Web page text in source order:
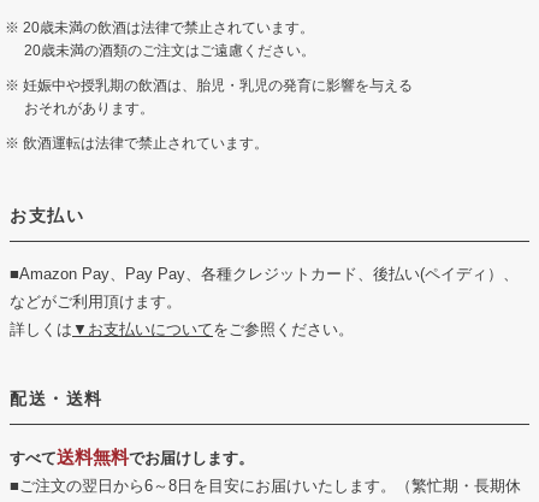
20歳未満の飲酒は法律で禁止されています。
20歳未満の酒類のご注文はご遠慮ください。
妊娠中や授乳期の飲酒は、胎児・乳児の発育に影響を与える
おそれがあります。
飲酒運転は法律で禁止されています。
お支払い
■Amazon Pay、Pay Pay、各種クレジットカード、後払い(ペイディ）、
などがご利用頂けます。
詳しくは ▼お支払いについてをご参照ください。
配送・送料
すべて送料無料でお届けします。
■ご注文の翌日から6～8日を目安にお届けいたします。（繁忙期・長期休